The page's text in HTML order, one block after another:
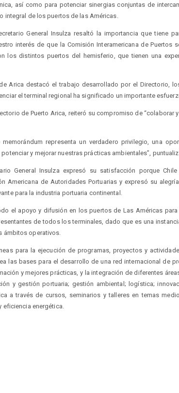
así como para potenciar sinergias conjuntas de
integral de los puertos de las Américas.
General Insulza resaltó la importancia que tiene
interés de que la Comisión Interamericana de Puertos
los distintos puertos del hemisferio, que tienen una
Arica destacó el trabajo desarrollado por el Directorio,
el terminal regional ha significado un importante
de Puerto Arica, reiteró su compromiso de “colaborar
memorándum representa un verdadero privilegio, una
y mejorar nuestras prácticas ambientales”,
General Insulza expresó su satisfacción porque
Americana de Autoridades Portuarias y expresó su
para la industria portuaria continental.
el apoyo y difusión en los puertos de Las Américas
de todos los terminales, dado que es una
ámbitos operativos.
para la ejecución de programas, proyectos y
las bases para el desarrollo de una red internacional de
y mejores prácticas, y la integración de diferentes
y gestión portuaria; gestión ambiental; logística;
a través de cursos, seminarios y talleres en temas
eficiencia energética.